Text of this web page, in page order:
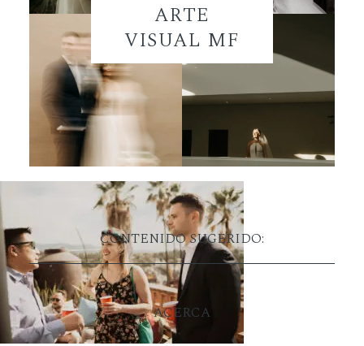
ARTE
VISUAL MF
CONTENIDO SUGERIDO:
ACERCA